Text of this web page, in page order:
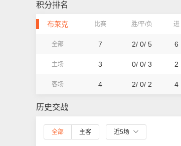
积分排名
布莱克 比赛 胜/平/负 进
全部 7 2/ 0/ 5 6
主场 3 0/ 0/ 3 2
客场 4 2/ 0/ 2 4
历史交战
全部 主客 近5场